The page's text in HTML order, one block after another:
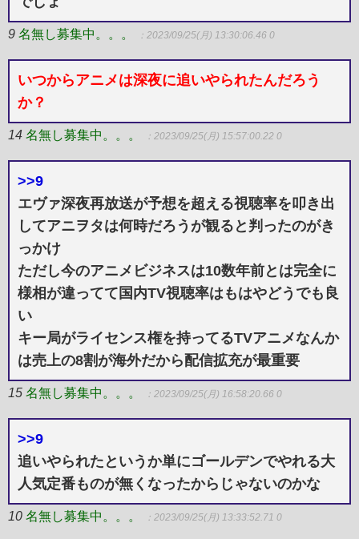
9 名無し募集中。。。 ：2023/09/25(月) 13:30:06.46 0
いつからアニメは深夜に追いやられたんだろう
か？
14 名無し募集中。。。 ：2023/09/25(月) 15:57:00.22 0
>>9
エヴァ深夜再放送が予想を超える視聴率を叩き出
してアニヲタは何時だろうが観ると判ったのがき
っかけ
ただし今のアニメビジネスは10数年前とは完全に
様相が違ってて国内TV視聴率はもはやどうでも良
い
キー局がライセンス権を持ってるTVアニメなんか
は売上の8割が海外だから配信拡充が最重要
15 名無し募集中。。。 ：2023/09/25(月) 16:58:20.66 0
>>9
追いやられたというか単にゴールデンでやれる大
人気定番ものが無くなったからじゃないのかな
10 名無し募集中。。。 ：2023/09/25(月) 13:33:52.71 0